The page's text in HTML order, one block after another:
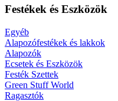
Festékek és Eszközök
Egyéb
Alapozófestékek és lakkok
Alapozók
Ecsetek és Eszközök
Festék Szettek
Green Stuff World
Ragasztók